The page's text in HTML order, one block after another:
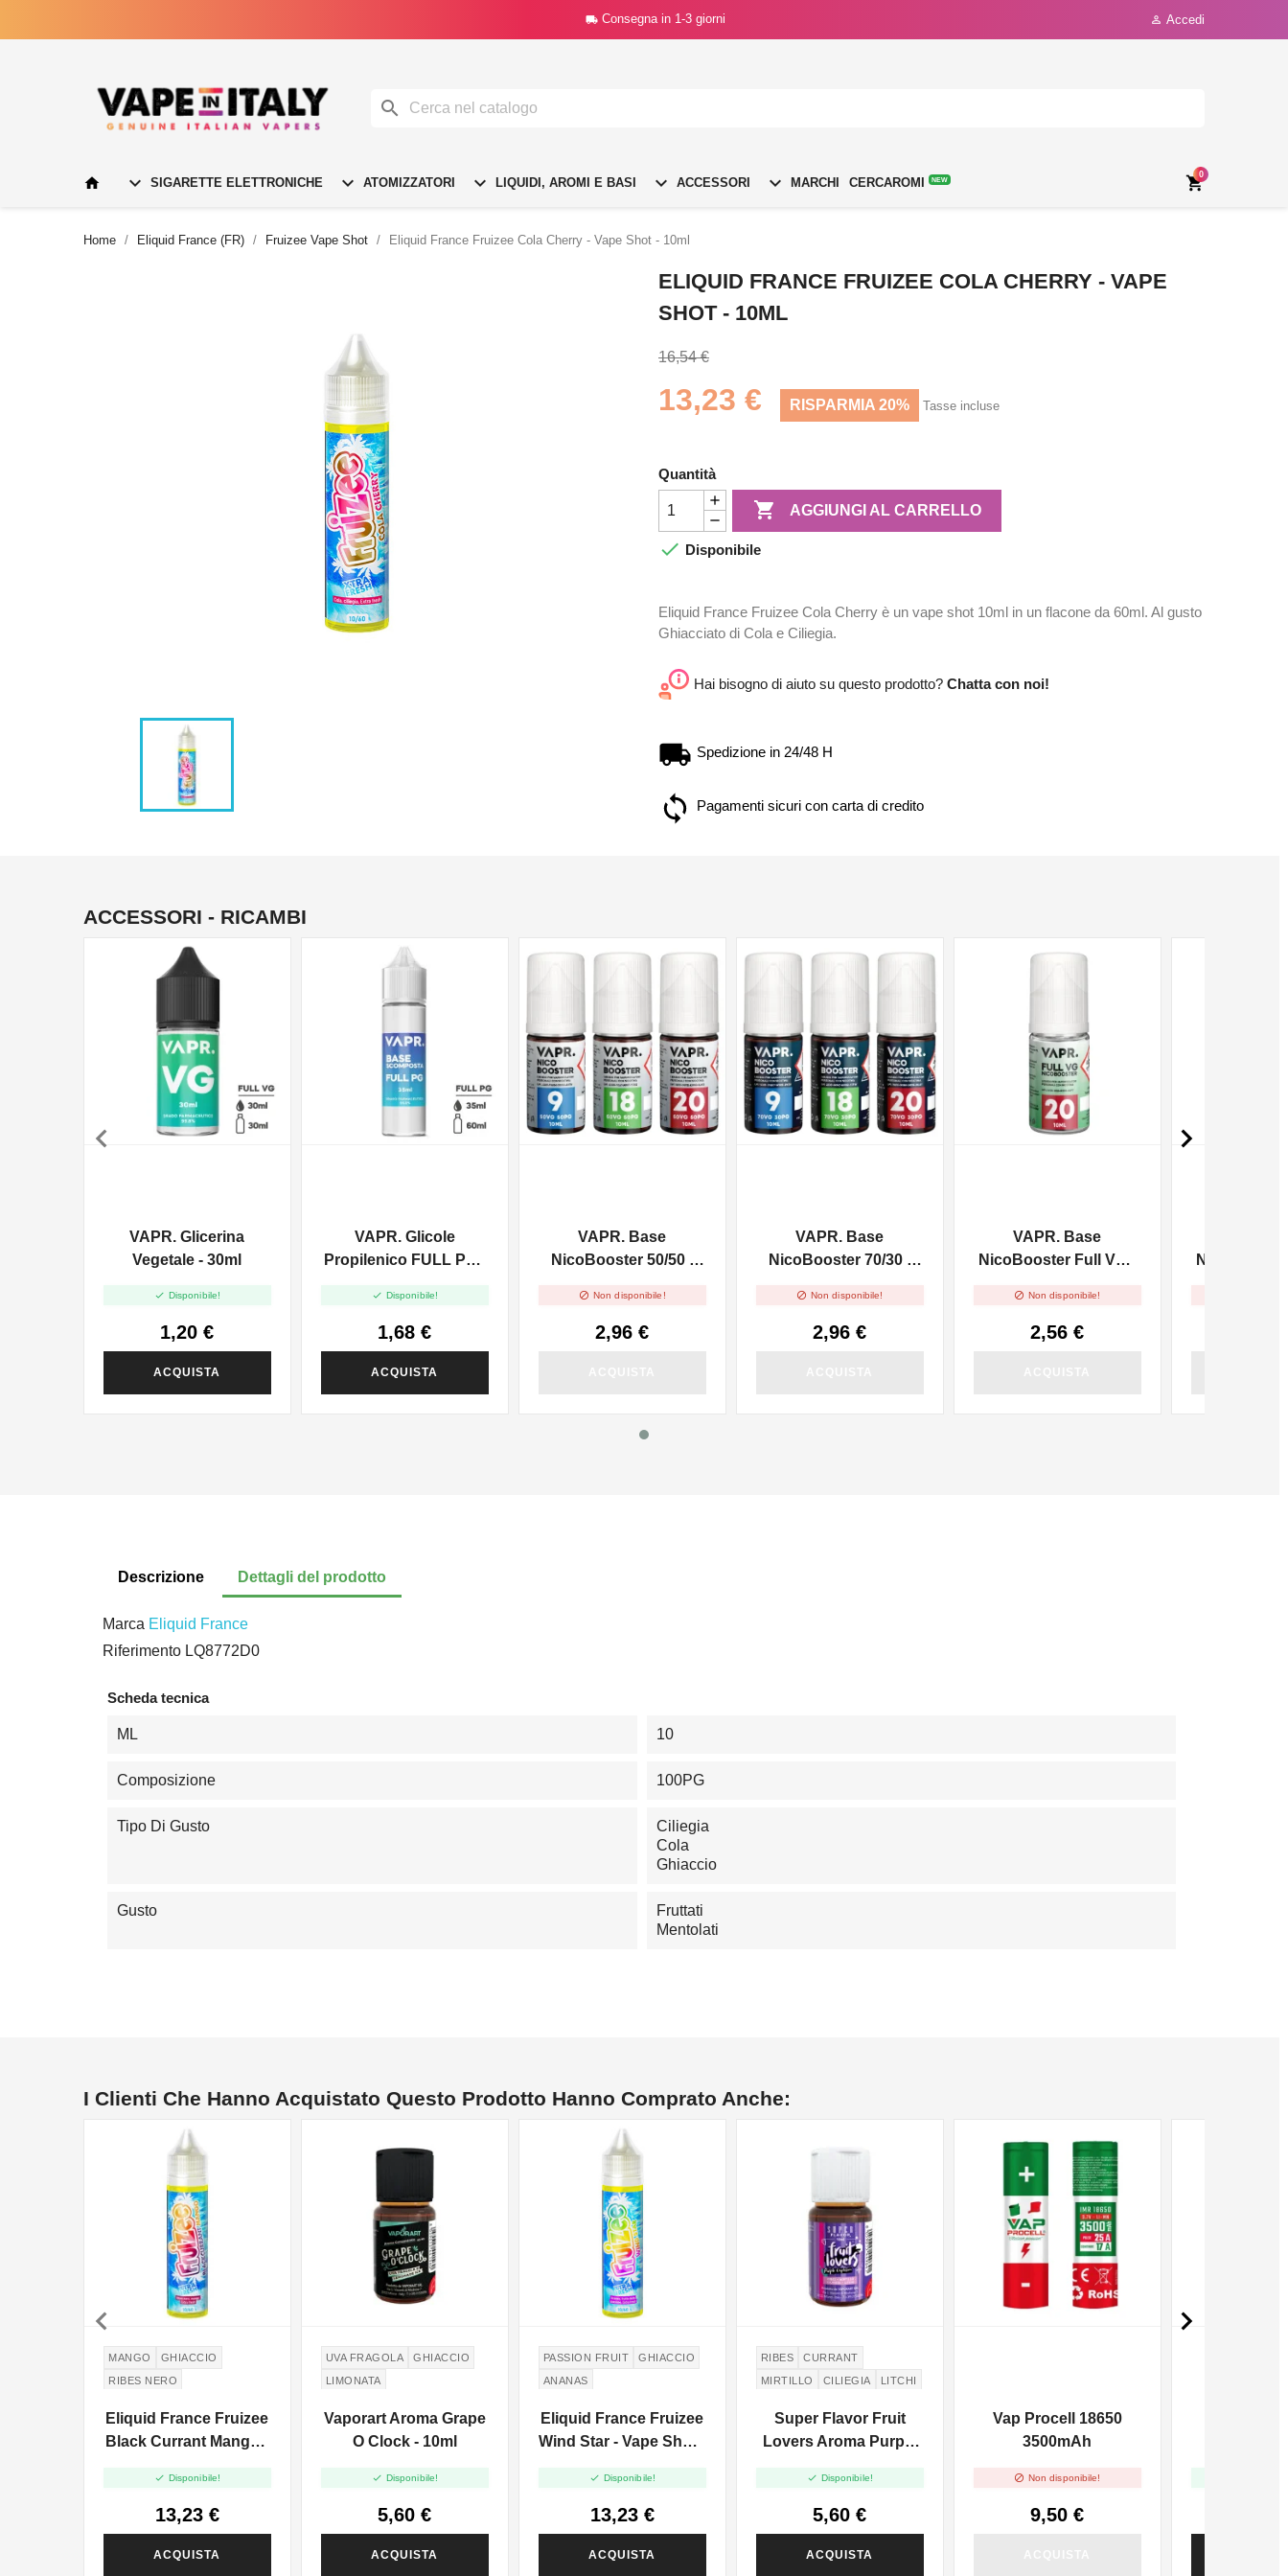
 Consegna in 1-3 giorni  Accedi

  SIGARETTE ELETTRONICHE  ATOMIZZATORI  LIQUIDI, AROMI E BASI  ACCESSORI  MARCHI CERCAROMI NEW 
0
Home Eliquid France (FR) Fruizee Vape Shot Eliquid France Fruizee Cola Cherry - Vape Shot - 10ml
ELIQUID FRANCE FRUIZEE COLA CHERRY - VAPE
SHOT - 10ML
16,54 €
13,23 € RISPARMIA 20% Tasse incluse
Quantità
 AGGIUNGI AL CARRELLO
 Disponibile
Eliquid France Fruizee Cola Cherry è un vape shot 10ml in un flacone da 60ml. Al gusto
Ghiacciato di Cola e Ciliegia.
Hai bisogno di aiuto su questo prodotto? Chatta con noi!
Spedizione in 24/48 H
Pagamenti sicuri con carta di credito
ACCESSORI - RICAMBI
VAPR. Glicerina
Vegetale - 30ml
 Disponibile!
1,20 €
ACQUISTA
VAPR. Glicole
Propilenico FULL PG -
 Disponibile!
1,68 €
ACQUISTA
VAPR. Base
NicoBooster 50/50 -
 Non disponibile!
2,96 €
VAPR. Base
NicoBooster 70/30 -
 Non disponibile!
2,96 €
VAPR. Base
NicoBooster Full VG -
 Non disponibile!
2,56 €
 
Descrizione Dettagli del prodotto
Marca Eliquid France
Riferimento LQ8772D0
Scheda tecnica
ML 10
Composizione 100PG
Tipo Di Gusto
Ciliegia
Cola
Ghiaccio
Gusto
Fruttati
Mentolati
I Clienti Che Hanno Acquistato Questo Prodotto Hanno Comprato Anche:
MANGO
GHIACCIO
RIBES NERO
Eliquid France Fruizee
Black Currant Mango -
 Disponibile!
13,23 €
ACQUISTA
UVA FRAGOLA
GHIACCIO
LIMONATA
Vaporart Aroma Grape
O Clock - 10ml
 Disponibile!
5,60 €
ACQUISTA
PASSION FRUIT
GHIACCIO
ANANAS
Eliquid France Fruizee
Wind Star - Vape Shot -
 Disponibile!
13,23 €
ACQUISTA
RIBES
CURRANT
MIRTILLO
CILIEGIA LITCHI
Super Flavor Fruit
Lovers Aroma Purple
 Disponibile!
5,60 €
ACQUISTA
Vap Procell 18650
3500mAh
 Non disponibile!
9,50 €
NON DISPONIBILE
 